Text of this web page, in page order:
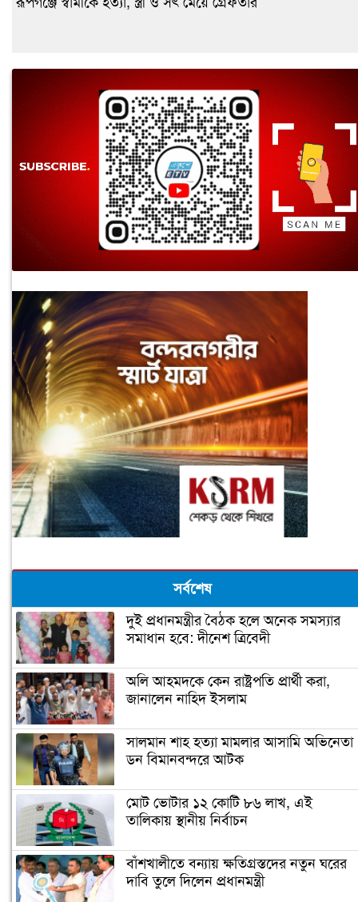
সর্বশেষ
দুই প্রধানমন্ত্রীর বৈঠক হলে অনেক সমস্যার
সমাধান হবে: দীনেশ ত্রিবেদী
অলি আহমদকে কেন রাষ্ট্রপতি প্রার্থী করা,
জানালেন নাহিদ ইসলাম
সালমান শাহ হত্যা মামলার আসামি অভিনেতা
ডন বিমানবন্দরে আটক
মোট ভোটার ১২ কোটি ৮৬ লাখ, এই
তালিকায় স্থানীয় নির্বাচন
বাঁশখালীতে বন্যায় ক্ষতিগ্রস্তদের নতুন ঘরের
দাবি তুলে দিলেন প্রধানমন্ত্রী